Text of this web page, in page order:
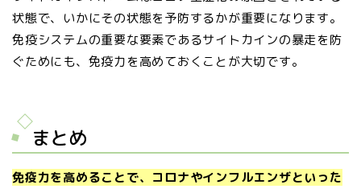
状態で、いかにその状態を予防するかが重要になります。
免疫システムの重要な要素であるサイトカインの暴走を防
ぐためにも、免疫力を高めておくことが大切です。
まとめ
免疫力を高めることで、コロナやインフルエンザといった